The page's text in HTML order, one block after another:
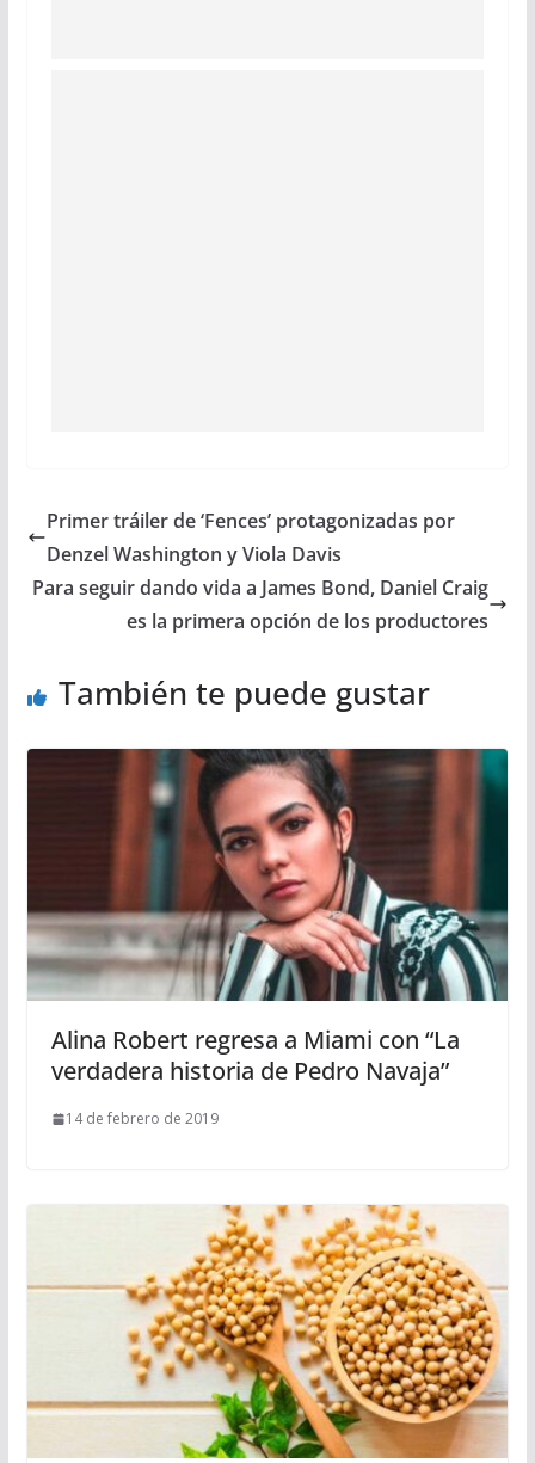
Primer tráiler de ‘Fences’ protagonizadas por
Denzel Washington y Viola Davis
Para seguir dando vida a James Bond, Daniel Craig
es la primera opción de los productores
También te puede gustar
Alina Robert regresa a Miami con “La
verdadera historia de Pedro Navaja”
14 de febrero de 2019